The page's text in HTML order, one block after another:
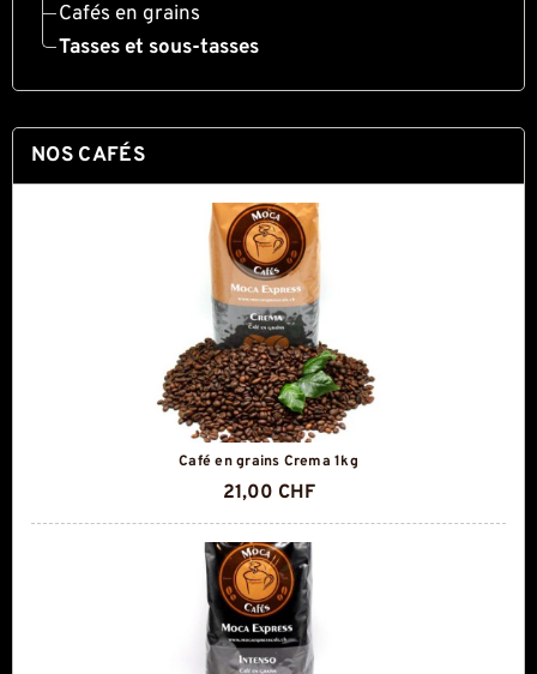
Cafés en grains
Tasses et sous-tasses
NOS CAFÉS
Café en grains Crema 1kg
21,00 CHF